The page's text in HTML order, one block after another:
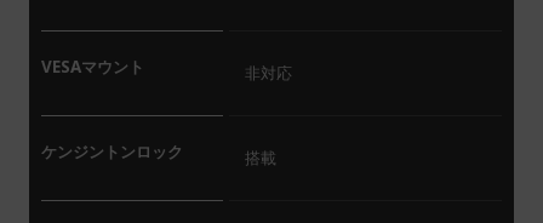
VESAマウント 非対応
ケンジントンロック 搭載